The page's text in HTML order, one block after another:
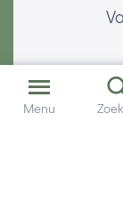
Menu